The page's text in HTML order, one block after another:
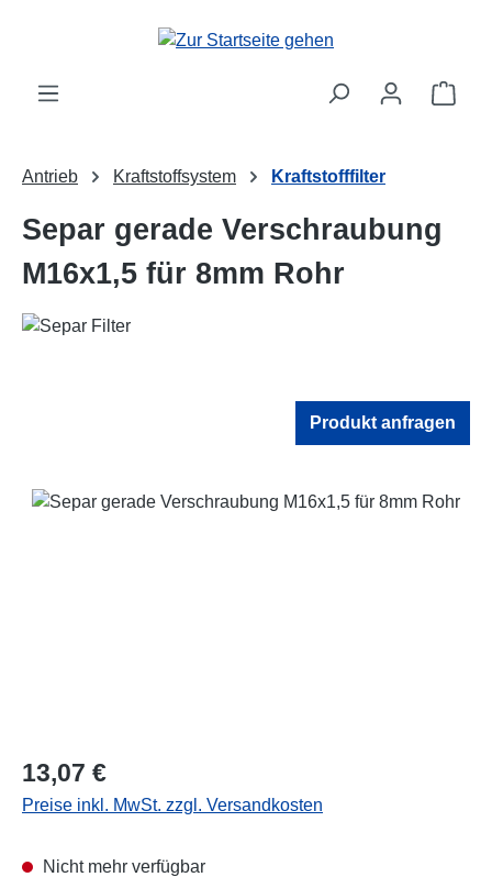
Zum Hauptinhalt springen
Antrieb Kraftstoffsystem Kraftstofffilter
Separ gerade Verschraubung
M16x1,5 für 8mm Rohr
Produkt anfragen
Bildergalerie überspringen
Regulärer Preis:
13,07 €
Preise inkl. MwSt. zzgl. Versandkosten
Nicht mehr verfügbar